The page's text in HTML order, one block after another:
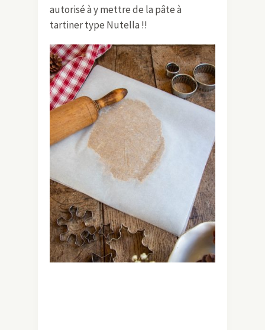
autorisé à y mettre de la pâte à
tartiner type Nutella !!